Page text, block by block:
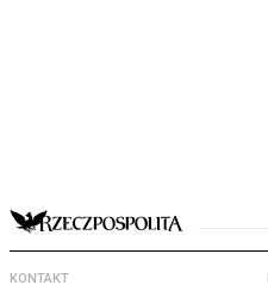
KONTAKT